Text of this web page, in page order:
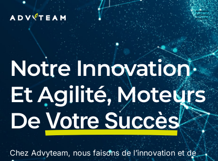
Notre Innovation
Et Agilité, Moteurs
De Votre Succès
Chez Advyteam, nous faisons de l’innovation et de